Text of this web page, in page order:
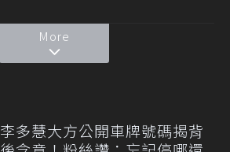
More
李多慧大方公開車牌號碼揭背